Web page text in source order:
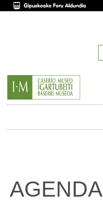
AGENDA